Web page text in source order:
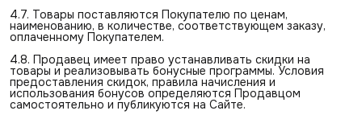
4.7. Товары поставляются Покупателю по ценам,
наименованию, в количестве, соответствующем заказу,
оплаченному Покупателем.
4.8. Продавец имеет право устанавливать скидки на
товары и реализовывать бонусные программы. Условия
предоставления скидок, правила начисления и
использования бонусов определяются Продавцом
самостоятельно и публикуются на Сайте.